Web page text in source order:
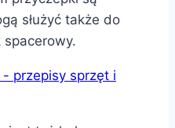
służyć także do